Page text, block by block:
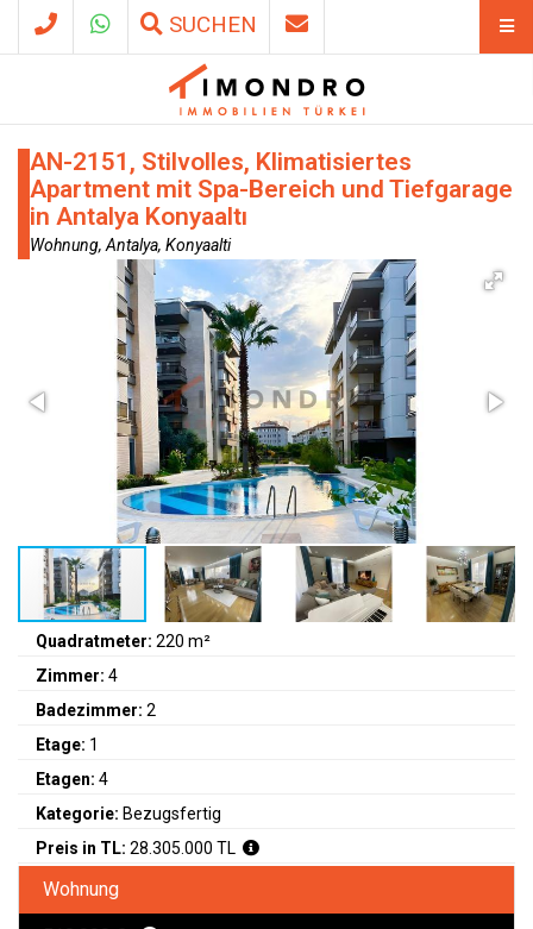
SUCHEN
AN-2151, Stilvolles, Klimatisiertes
Apartment mit Spa-Bereich und Tiefgarage
in Antalya Konyaaltı
Wohnung, Antalya, Konyaalti
Quadratmeter: 220 m²
Zimmer: 4
Badezimmer: 2
Etage: 1
Etagen: 4
Kategorie: Bezugsfertig
Preis in TL: 28.305.000 TL
Wohnung